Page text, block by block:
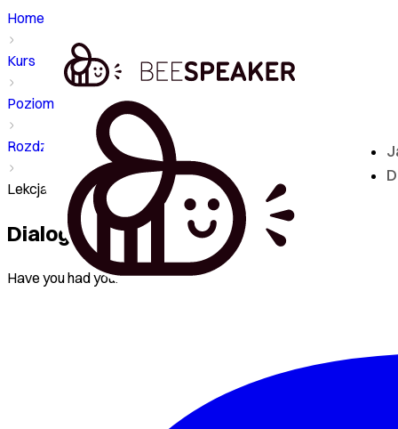
Home
Kurs
Poziom - B1
Rozdział
Lekcja - Dialogue
Dialogue
Have you had your lunch yet?